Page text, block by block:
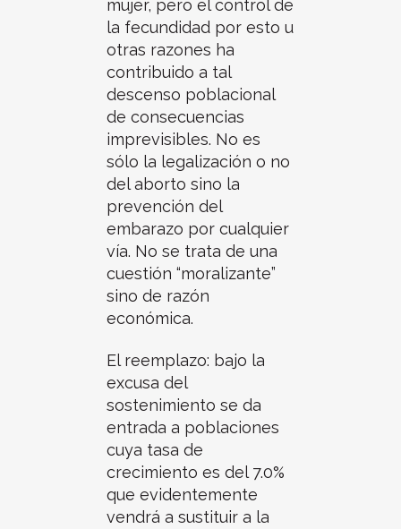
mujer, pero el control de
la fecundidad por esto u
otras razones ha
contribuido a tal
descenso poblacional
de consecuencias
imprevisibles. No es
sólo la legalización o no
del aborto sino la
prevención del
embarazo por cualquier
vía. No se trata de una
cuestión “moralizante”
sino de razón
económica.
El reemplazo: bajo la
excusa del
sostenimiento se da
entrada a poblaciones
cuya tasa de
crecimiento es del 7.0%
que evidentemente
vendrá a sustituir a la